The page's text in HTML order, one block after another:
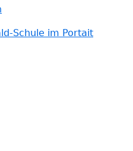
Schule im Portait